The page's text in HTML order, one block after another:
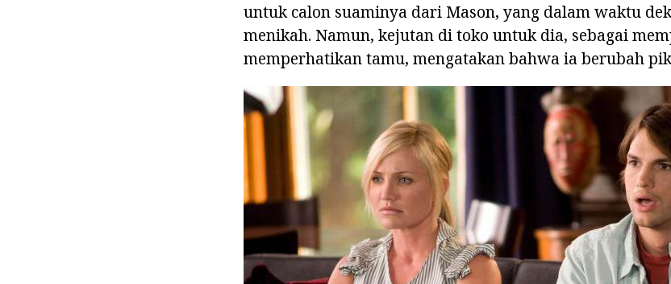
untuk calon suaminya dari Mason, yang dalam waktu
menikah. Namun, kejutan di toko untuk dia, sebagai
memperhatikan tamu, mengatakan bahwa ia berubah